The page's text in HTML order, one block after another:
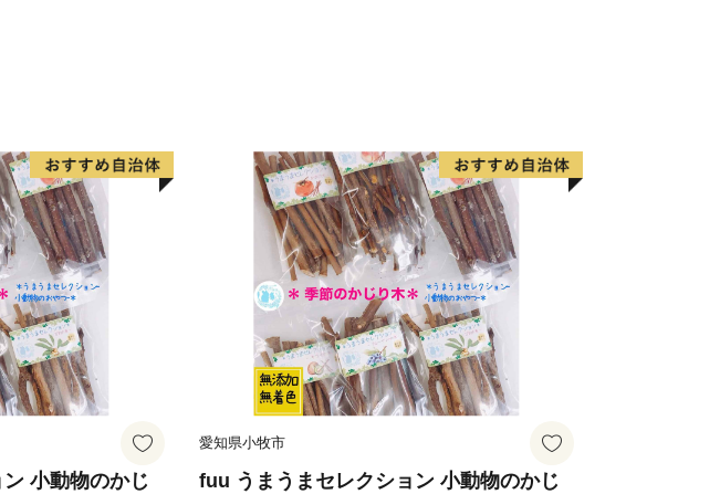
犬山城の東にある日本庭園有楽苑の茶室「如庵」は、現存する国
宝茶室三名席の一つ。織田信長の弟で茶人の織田有楽斎によって京
建仁寺に建てられたもので、昭和47年に現在の地へ移築しまし
。
木曽川うかい
年の歴史を誇り、古典漁法を今に伝える「木曽川うか
」。犬山城を背景に鵜匠の巧みな手縄さばきと鵜妙技を楽しむこ
ができる、夏の風物詩です。昼うかいも人気を博しています。
入鹿池
小動物のかじ
愛知県小牧市
fuu うまうまセレクション 小動物のかじ